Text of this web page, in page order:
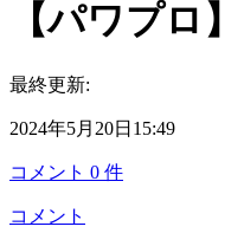
【パワプロ】
最終更新:
2024年5月20日15:49
コメント 0 件
コメント